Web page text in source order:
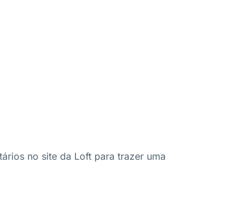
no site da Loft para trazer uma